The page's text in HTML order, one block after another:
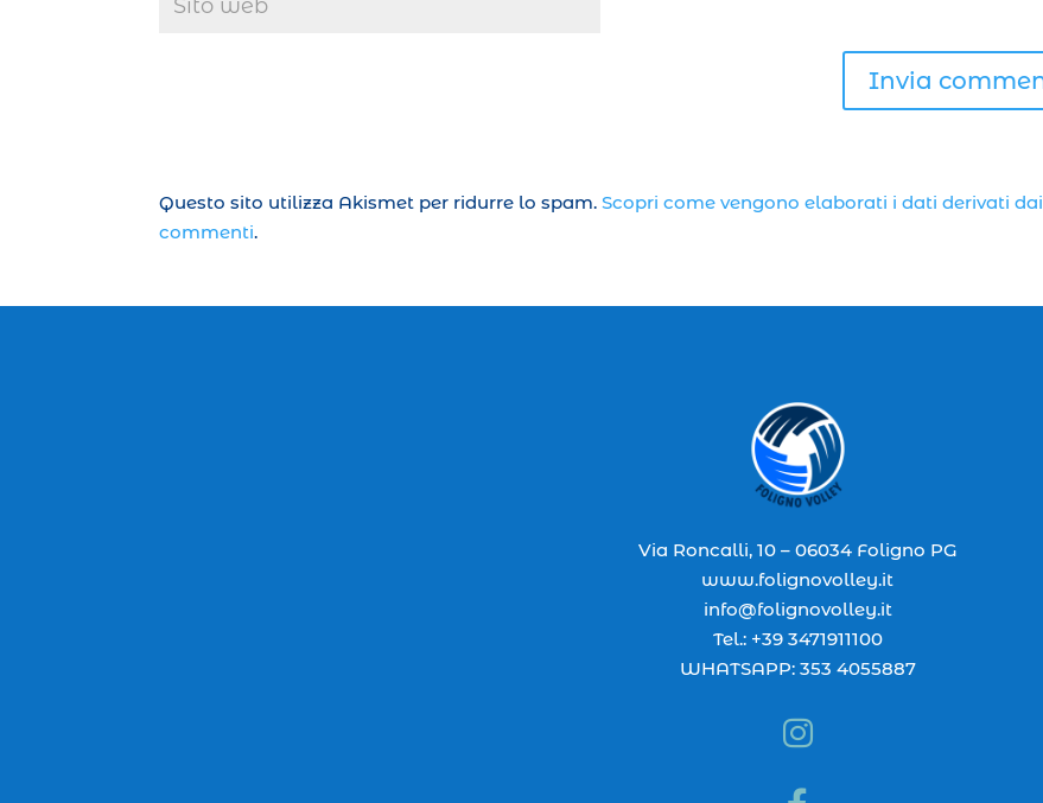
Questo sito utilizza Akismet per ridurre lo spam.Scopri come vengono elaborati i dati derivati dai
commenti.
Via Roncalli, 10 – 06034 Foligno PG
www.folignovolley.it
info@folignovolley.it
Tel.: +39 3471911100
WHATSAPP: 353 4055887
